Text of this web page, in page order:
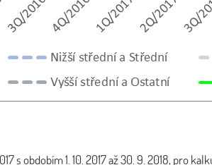
s obdobím 1. 10. 2017 až 30. 9. 2018, pro